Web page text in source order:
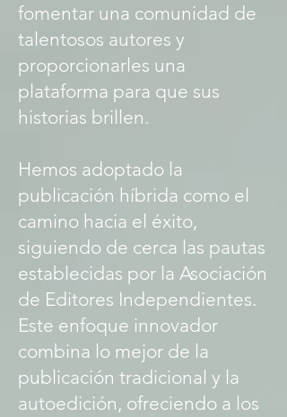
fomentar una comunidad de
talentosos autores y
proporcionarles una
plataforma para que sus
historias brillen.
Hemos adoptado la
publicación híbrida como el
camino hacia el éxito,
siguiendo de cerca las pautas
establecidas por la Asociación
de Editores Independientes.
Este enfoque innovador
combina lo mejor de la
publicación tradicional y la
autoedición, ofreciendo a los